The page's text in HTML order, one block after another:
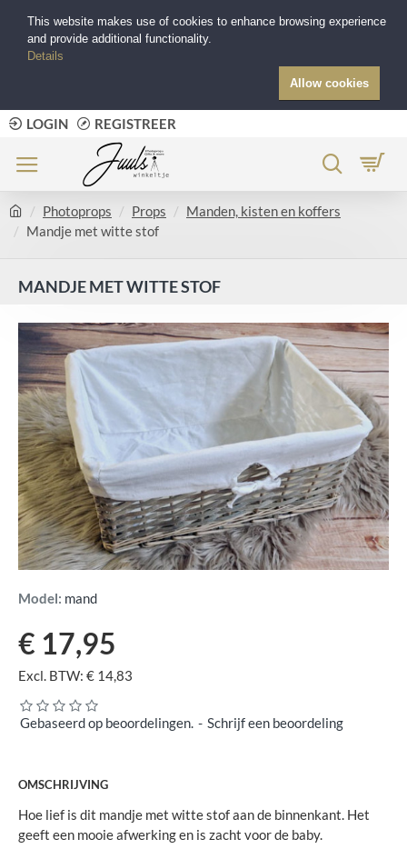
LOGIN REGISTREER
Photoprops Props
Manden, kisten en koffers
Mandje met witte stof
MANDJE MET WITTE STOF
Model: mand
Gebaseerd op beoordelingen. - Schrijf een beoordeling
€ 17,95
Excl. BTW: € 14,83
OMSCHRIJVING
Hoe lief is dit mandje met witte stof aan de binnenkant. Het
geeft een mooie afwerking en is zacht voor de baby.
This website makes use of cookies to enhance browsing experience
and provide additional functionality.
Details
Allow cookies